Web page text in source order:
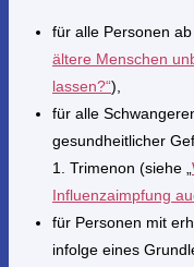
für alle Personen
ältere Menschen
lassen?“),
für alle
gesundheitlicher
1. Trimenon (siehe „
Influenzaimpfung
für Personen mit
infolge eines